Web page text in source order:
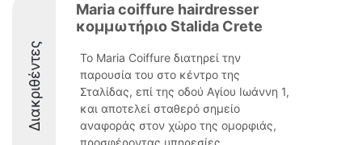
Διακριθέντες
Maria coiffure hairdresser
κομμωτήριο Stalida Crete
Το Maria Coiffure διατηρεί την
παρουσία του στο κέντρο της
Σταλίδας, επί της οδού Αγίου Ιωάννη 1,
και αποτελεί σταθερό σημείο
αναφοράς στον χώρο της ομορφιάς,
προσφέροντας υπηρεσίες